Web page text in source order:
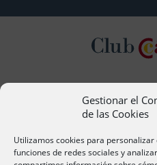
Gestionar el
de las Cookies
Utilizamos cookies para
funciones de redes sociales y 961